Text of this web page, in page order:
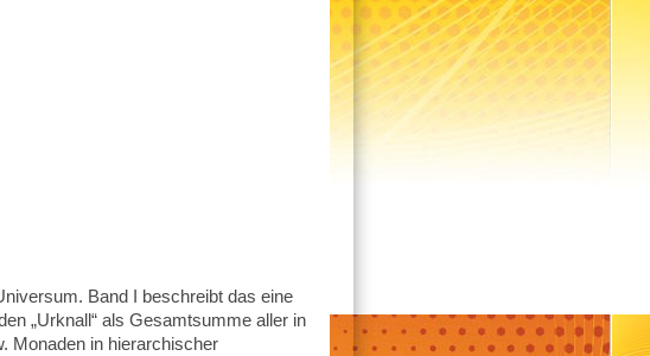
Band I beschreibt das eine
„Urknall“ als Gesamtsumme aller in
Monaden in hierarchischer